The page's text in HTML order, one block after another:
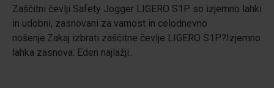
Zaščitni čevlji Safety Jogger LIGERO S1P so izjemno lahki
in udobni, zasnovani za varnost in celodnevno
nošenje.Zakaj izbrati zaščitne čevlje LIGERO S1P?Izjemno
lahka zasnova: Eden najlažji..